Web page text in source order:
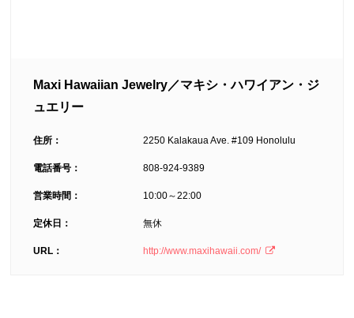
Maxi Hawaiian Jewelry／マキシ・ハワイアン・ジ
ュエリー
住所： 2250 Kalakaua Ave. #109 Honolulu
電話番号： 808-924-9389
営業時間： 10:00～22:00
定休日： 無休
URL： http://www.maxihawaii.com/